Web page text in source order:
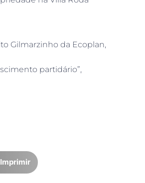
Gilmarzinho da Ecoplan,
partidário”,
Imprimir